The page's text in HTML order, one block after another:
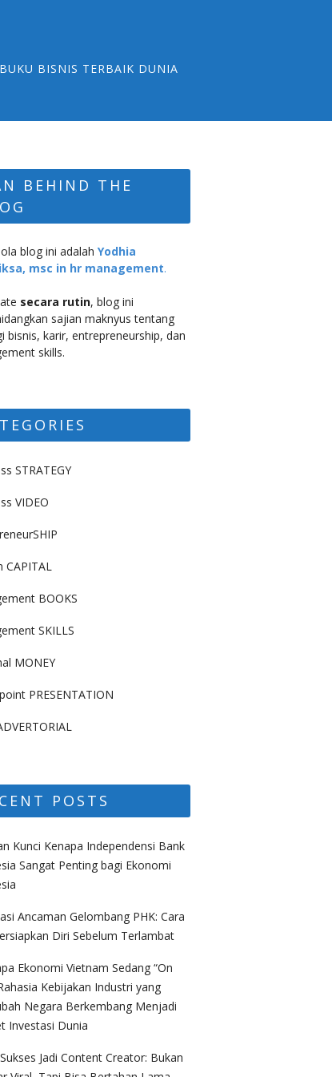
BISNIS TERBAIK DUNIA
BEHIND THE
blog ini adalah Yodhia
msc in hr management.
secara rutin, blog ini
sajian maknyus tentang
bisnis, karir, entrepreneurship, dan
skills.
STRATEGY
VIDEO
CAPITAL
BOOKS
SKILLS
MONEY
PRESENTATION
POSTS
Kunci Kenapa Independensi Bank
Sangat Penting bagi Ekonomi
Ancaman Gelombang PHK: Cara
Diri Sebelum Terlambat
Ekonomi Vietnam Sedang “On
Kebijakan Industri yang
Negara Berkembang Menjadi
Investasi Dunia
Jadi Content Creator: Bukan